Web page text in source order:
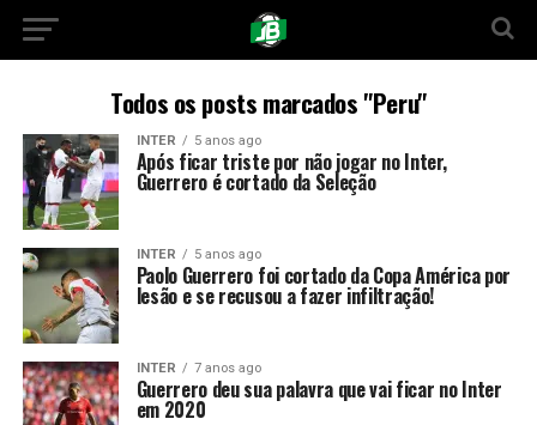
Todos os posts marcados "Peru"
INTER 5 anos ago
Após ficar triste por não jogar no Inter,
Guerrero é cortado da Seleção
INTER 5 anos ago
Paolo Guerrero foi cortado da Copa América por
lesão e se recusou a fazer infiltração!
INTER 7 anos ago
Guerrero deu sua palavra que vai ficar no Inter
em 2020